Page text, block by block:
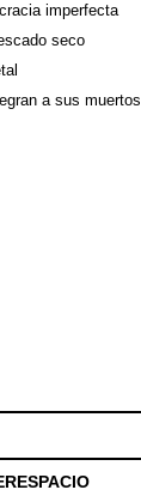
imperfecta
seco
a sus muertos